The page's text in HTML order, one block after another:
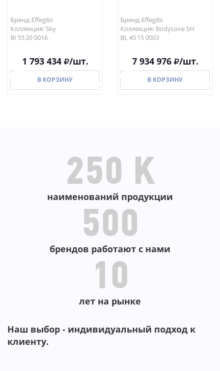
Бренд: Effegibi
Коллекция: Sky
BI 55 20 0016
1 793 434 /шт.
В КОРЗИНУ
Бренд: Effegibi
Коллекция: BodyLove SH
BL 45 15 0003
7 934 976 /шт.
В КОРЗИНУ
250 K
наименований продукции
500
брендов работают с нами
10
лет на рынке
Наш выбор - индивидуальный подход к
клиенту.